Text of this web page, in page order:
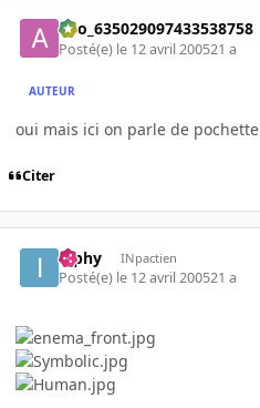
ano_635029097433538758
Posté(e) le 12 avril 200521 a
AUTEUR
oui mais ici on parle de pochette
Citer
ipphy INpactien
Posté(e) le 12 avril 200521 a